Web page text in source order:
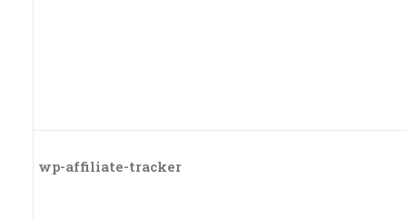
wp-affiliate-tracker